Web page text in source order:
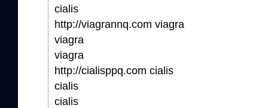
cialis
http://viagrannq.com viagra
viagra
viagra
http://cialisppq.com cialis
cialis
cialis